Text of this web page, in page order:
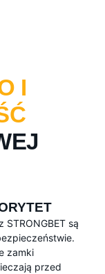
I
są
zamki
przed